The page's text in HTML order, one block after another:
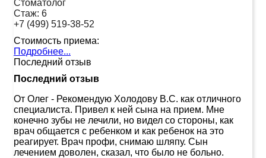
Стоматолог
Стаж: 6
+7 (499) 519-38-52
Стоимость приема:
Подробнее...
Последний отзыв
Последний отзыв
От Олег - Рекомендую Холодову В.С. как отличного
специалиста. Привел к ней сына на прием. Мне
конечно зубы не лечили, но видел со стороны, как
врач общается с ребенком и как ребенок на это
реагирует. Врач профи, снимаю шляпу. Сын
лечением доволен, сказал, что было не больно.